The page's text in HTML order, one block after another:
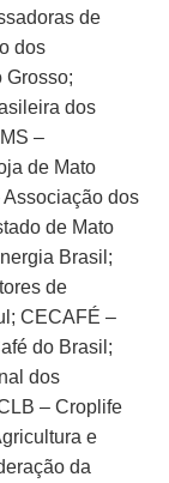
de
dos
Grosso;
dos
–
de Mato
Associação dos
de Mato
Brasil;
de
CECAFÉ –
do Brasil;
dos
– Croplife
e
da